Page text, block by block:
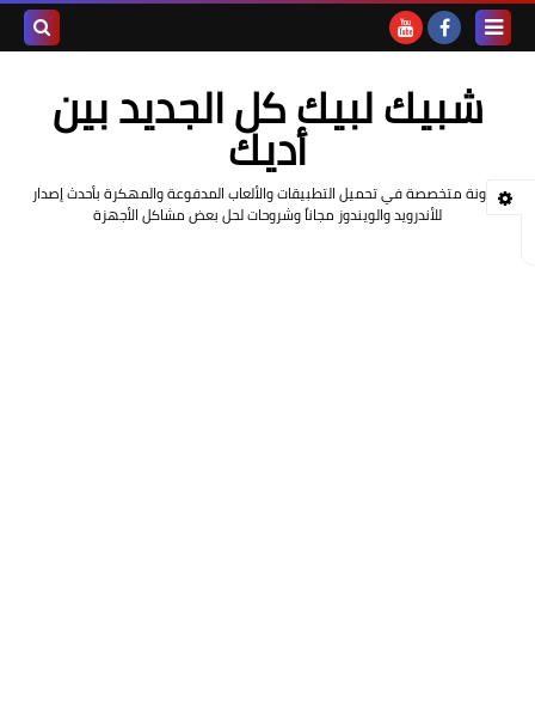
المدونةشبيك لبيك كل الجديد بين
أديك
مدونة متخصصة في تحميل التطبيقات والألعاب المدفوعة والمهكرة بأحدث إصدار
للأندرويد والويندوز مجاناً وشروحات لحل بعض مشاكل الأجهزة